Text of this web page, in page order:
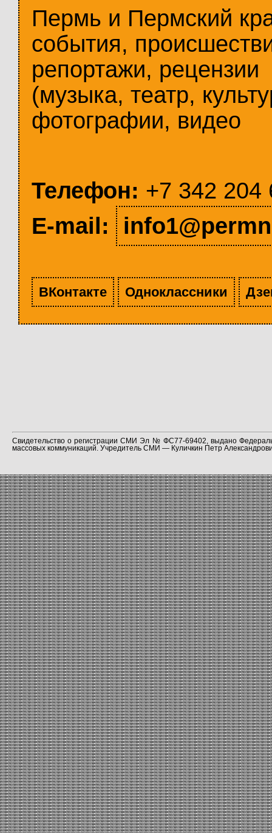
Пермь и Пермский
события,
репортажи, рецензии
(музыка, театр,
фотографии, видео
Телефон: +7 342 204
E-mail:
ВКонтакте Одноклассники
Свидетельство о регистрации СМИ Эл № ФС77-69402, выдано
массовых коммуникаций. Учредитель СМИ — Куличкин Петр